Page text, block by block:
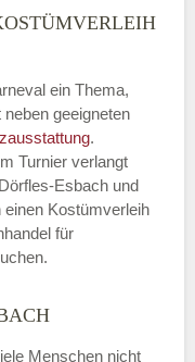
ein Thema,
geeigneten
.
Turnier verlangt
Esbach und
Kostümverleih
für
Menschen nicht